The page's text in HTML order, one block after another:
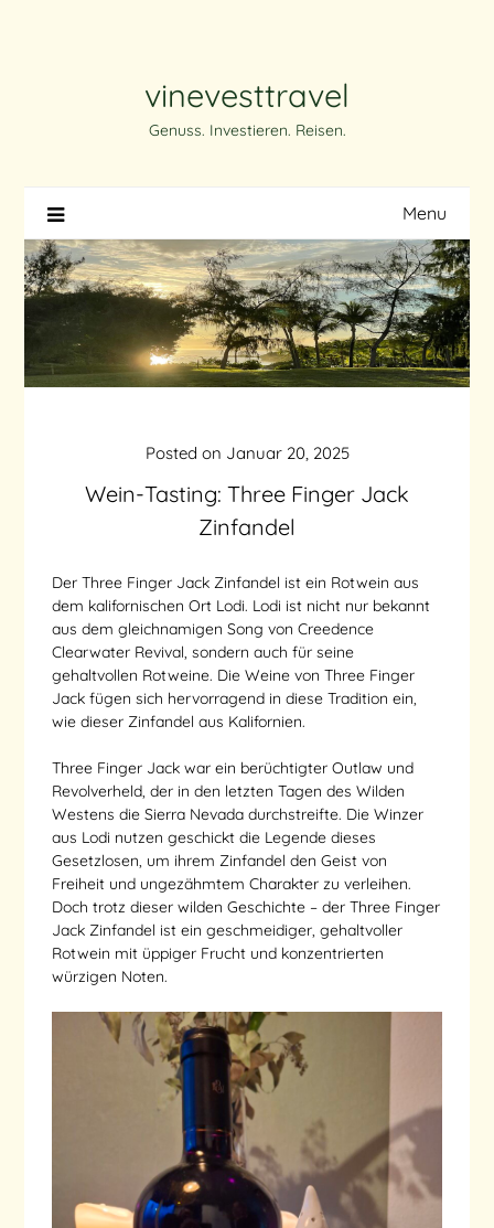
vinevesttravel
Genuss. Investieren. Reisen.
Menu
Wein-Tasting: Three Finger Jack
Zinfandel
Posted on Januar 20, 2025
Der Three Finger Jack Zinfandel ist ein Rotwein aus
dem kalifornischen Ort Lodi. Lodi ist nicht nur bekannt
aus dem gleichnamigen Song von Creedence
Clearwater Revival, sondern auch für seine
gehaltvollen Rotweine. Die Weine von Three Finger
Jack fügen sich hervorragend in diese Tradition ein,
wie dieser Zinfandel aus Kalifornien.
Three Finger Jack war ein berüchtigter Outlaw und
Revolverheld, der in den letzten Tagen des Wilden
Westens die Sierra Nevada durchstreifte. Die Winzer
aus Lodi nutzen geschickt die Legende dieses
Gesetzlosen, um ihrem Zinfandel den Geist von
Freiheit und ungezähmtem Charakter zu verleihen.
Doch trotz dieser wilden Geschichte – der Three Finger
Jack Zinfandel ist ein geschmeidiger, gehaltvoller
Rotwein mit üppiger Frucht und konzentrierten
würzigen Noten.